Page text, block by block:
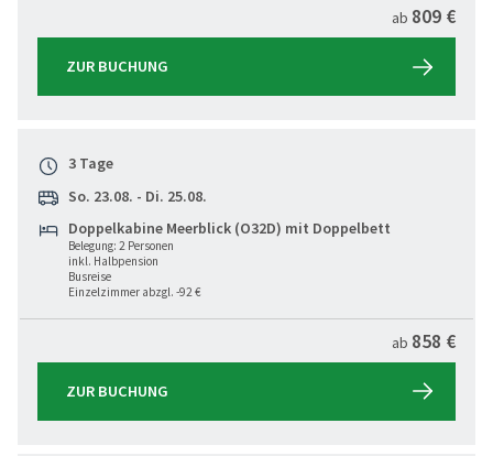
ab 809 €
ZUR BUCHUNG
3 Tage
So. 23.08. - Di. 25.08.
Doppelkabine Meerblick (O32D) mit Doppelbett
Belegung: 2 Personen
inkl. Halbpension
Busreise
Einzelzimmer abzgl. -92 €
ab 858 €
ZUR BUCHUNG